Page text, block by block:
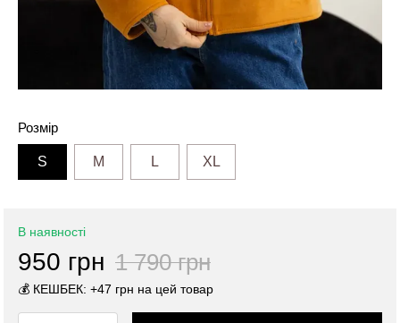
Розмір
S M L XL
В наявності
950 грн 1 790 грн
💰 КЕШБЕК: +47 грн на цей товар